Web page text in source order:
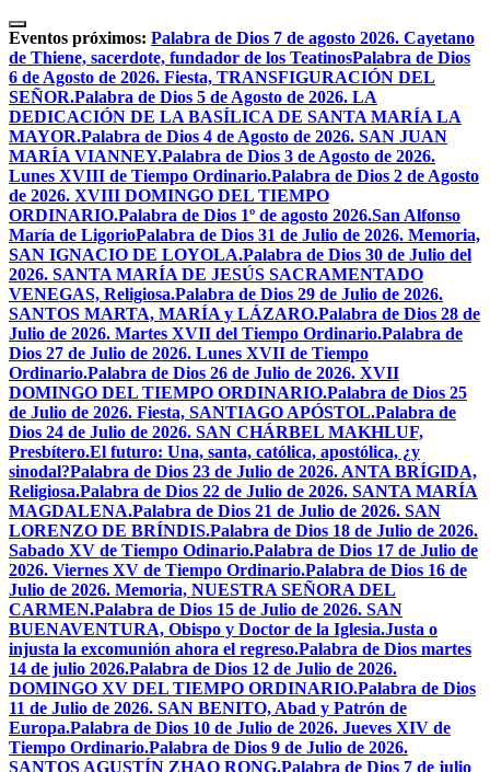
Skip
to
content
Eventos próximos: Palabra de Dios 7 de agosto 2026. Cayetano
de Thiene, sacerdote, fundador de los TeatinosPalabra de Dios
6 de Agosto de 2026. Fiesta, TRANSFIGURACIÓN DEL
SEÑOR.Palabra de Dios 5 de Agosto de 2026. LA
DEDICACIÓN DE LA BASÍLICA DE SANTA MARÍA LA
MAYOR.Palabra de Dios 4 de Agosto de 2026. SAN JUAN
MARÍA VIANNEY.Palabra de Dios 3 de Agosto de 2026.
Lunes XVIII de Tiempo Ordinario.Palabra de Dios 2 de Agosto
de 2026. XVIII DOMINGO DEL TIEMPO
ORDINARIO.Palabra de Dios 1º de agosto 2026.San Alfonso
María de LigorioPalabra de Dios 31 de Julio de 2026. Memoria,
SAN IGNACIO DE LOYOLA.Palabra de Dios 30 de Julio del
2026. SANTA MARÍA DE JESÚS SACRAMENTADO
VENEGAS, Religiosa.Palabra de Dios 29 de Julio de 2026.
SANTOS MARTA, MARÍA y LÁZARO.Palabra de Dios 28 de
Julio de 2026. Martes XVII del Tiempo Ordinario.Palabra de
Dios 27 de Julio de 2026. Lunes XVII de Tiempo
Ordinario.Palabra de Dios 26 de Julio de 2026. XVII
DOMINGO DEL TIEMPO ORDINARIO.Palabra de Dios 25
de Julio de 2026. Fiesta, SANTIAGO APÓSTOL.Palabra de
Dios 24 de Julio de 2026. SAN CHÁRBEL MAKHLUF,
Presbítero.El futuro: Una, santa, católica, apostólica, ¿y
sinodal?Palabra de Dios 23 de Julio de 2026. ANTA BRÍGIDA,
Religiosa.Palabra de Dios 22 de Julio de 2026. SANTA MARÍA
MAGDALENA.Palabra de Dios 21 de Julio de 2026. SAN
LORENZO DE BRÍNDIS.Palabra de Dios 18 de Julio de 2026.
Sabado XV de Tiempo Odinario.Palabra de Dios 17 de Julio de
2026. Viernes XV de Tiempo Ordinario.Palabra de Dios 16 de
Julio de 2026. Memoria, NUESTRA SEÑORA DEL
CARMEN.Palabra de Dios 15 de Julio de 2026. SAN
BUENAVENTURA, Obispo y Doctor de la Iglesia.Justa o
injusta la excomunión ahora el regreso.Palabra de Dios martes
14 de julio 2026.Palabra de Dios 12 de Julio de 2026.
DOMINGO XV DEL TIEMPO ORDINARIO.Palabra de Dios
11 de Julio de 2026. SAN BENITO, Abad y Patrón de
Europa.Palabra de Dios 10 de Julio de 2026. Jueves XIV de
Tiempo Ordinario.Palabra de Dios 9 de Julio de 2026.
SANTOS AGUSTÍN ZHAO RONG.Palabra de Dios 7 de julio